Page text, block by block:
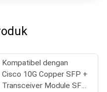
Kompatibel dengan
Cisco 10G Copper SFP +
Transceiver Module SFP